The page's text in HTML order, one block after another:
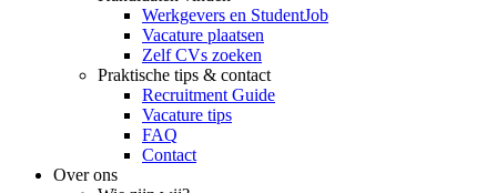
Werkgevers en StudentJob
Vacature plaatsen
Zelf CVs zoeken
Praktische tips & contact
Recruitment Guide
Vacature tips
FAQ
Contact
Over ons